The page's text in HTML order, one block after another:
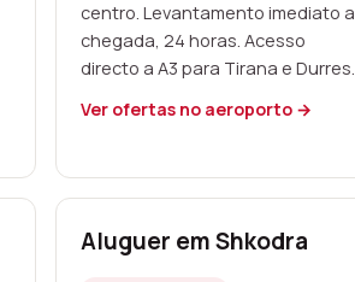
centro. Levantamento imediato a
chegada, 24 horas. Acesso
directo a A3 para Tirana e Durres.
Ver ofertas no aeroporto →
Aluguer em Shkodra